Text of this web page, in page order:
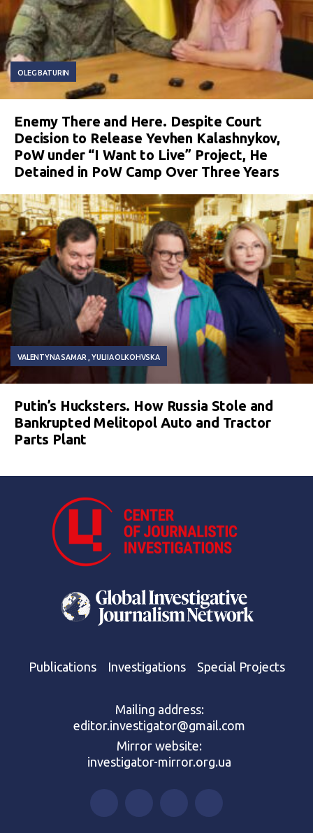
OLEG BATURIN
Enemy There and Here. Despite Court
Decision to Release Yevhen Kalashnykov,
PoW under “I Want to Live” Project, He
Detained in PoW Camp Over Three Years
VALENTYNA SAMAR YULIIA OLKOHVSKA
Putin’s Hucksters. How Russia Stole and
Bankrupted Melitopol Auto and Tractor
Parts Plant
Publications Investigations Special Projects
Mailing address:
editor.investigator@gmail.com
Mirror website:
investigator-mirror.org.ua